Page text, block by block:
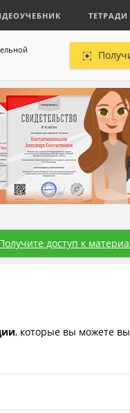
ТЕТРАДИ
доступ к
, которые вы можете